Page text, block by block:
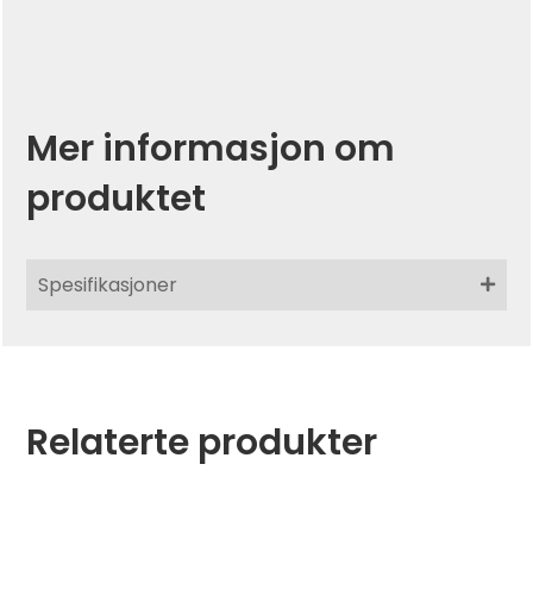
Mer informasjon om
produktet
Spesifikasjoner
Relaterte produkter